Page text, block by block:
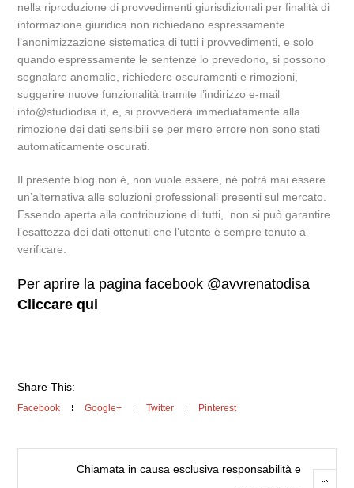
nella riproduzione di provvedimenti giurisdizionali per finalità di
informazione giuridica non richiedano espressamente
l’anonimizzazione sistematica di tutti i provvedimenti, e solo
quando espressamente le sentenze lo prevedono, si possono
segnalare anomalie, richiedere oscuramenti e rimozioni,
suggerire nuove funzionalità tramite l’indirizzo e-mail
info@studiodisa.it, e, si provvederà immediatamente alla
rimozione dei dati sensibili se per mero errore non sono stati
automaticamente oscurati.
Il presente blog non è, non vuole essere, né potrà mai essere
un’alternativa alle soluzioni professionali presenti sul mercato.
Essendo aperta alla contribuzione di tutti, non si può garantire
l’esattezza dei dati ottenuti che l’utente è sempre tenuto a
verificare.
Per aprire la pagina facebook @avvrenatodisa
Cliccare qui
Share This:
Facebook Google+ Twitter Pinterest
Chiamata in causa esclusiva responsabilità e